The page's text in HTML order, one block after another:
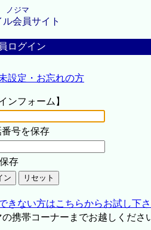
ノジマ
ル会員サイト
ログイン
設定・お忘れの方
ンフォーム】
番号を保存
存
きない方はこちらからお試し下
携帯コーナーまでお越しくださ